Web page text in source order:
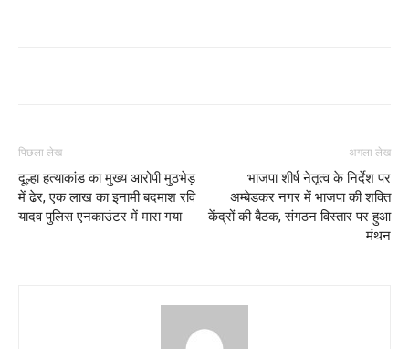
पिछला लेख
दूल्हा हत्याकांड का मुख्य आरोपी मुठभेड़
में ढेर, एक लाख का इनामी बदमाश रवि
यादव पुलिस एनकाउंटर में मारा गया
अगला लेख
भाजपा शीर्ष नेतृत्व के निर्देश पर
अम्बेडकर नगर में भाजपा की शक्ति
केंद्रों की बैठक, संगठन विस्तार पर हुआ
मंथन